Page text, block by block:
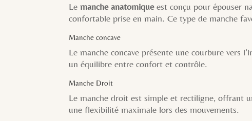
Lemanche anatomiqueest conçu pour épouser
confortable prise en main. Ce type de manche
Manche concave
Le manche concave présente une courbure vers
un équilibre entre confort et contrôle.
Manche Droit
Le manche droit est simple et rectiligne, offrant
une flexibilité maximale lors des mouvements.